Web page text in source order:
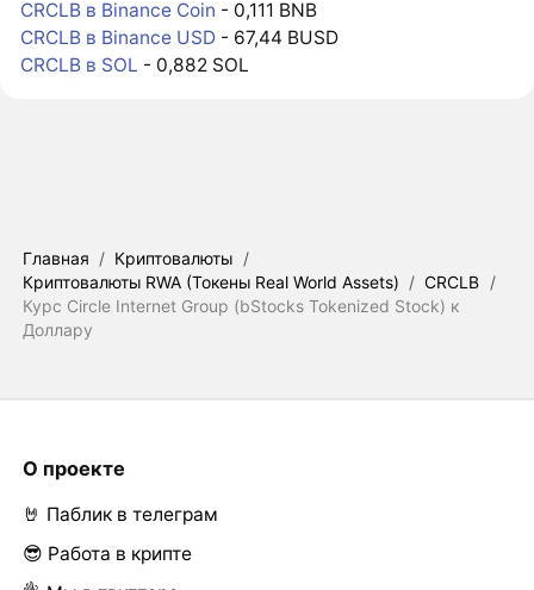
CRCLB в Binance Coin - 0,111 BNB
CRCLB в Binance USD - 67,44 BUSD
CRCLB в SOL - 0,882 SOL
Главная / Криптовалюты /
Криптовалюты RWA (Токены Real World Assets) / CRCLB /
Курс Circle Internet Group (bStocks Tokenized Stock) к
Доллару
О проекте
🤘 Паблик в телеграм
😎 Работа в крипте